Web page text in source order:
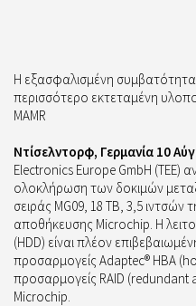
Η εξασφαλισμένη συμβατότητα
περισσότερο εκτεταμένη
MAMR
Ντίσελντορφ, Γερμανία 10
Electronics Europe GmbH (TEE)
ολοκλήρωση των δοκιμών
σειράς MG09, 18 TB, 3,5
αποθήκευσης Microchip. Η
(HDD) είναι πλέον
προσαρμογείς Adaptec® HBA
προσαρμογείς RAID
Microchip.